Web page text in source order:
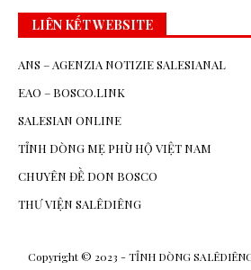
LIÊN KẾT WEBSITE
ANS – AGENZIA NOTIZIE SALESIANAL
EAO – BOSCO.LINK
SALESIAN ONLINE
TỈNH DÒNG MẸ PHÙ HỘ VIỆT NAM
CHUYÊN ĐỀ DON BOSCO
THƯ VIỆN SALÊDIÊNG
Copyright © 2023 - TỈNH DÒNG